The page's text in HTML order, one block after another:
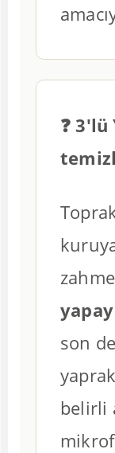
❓
son
belirli